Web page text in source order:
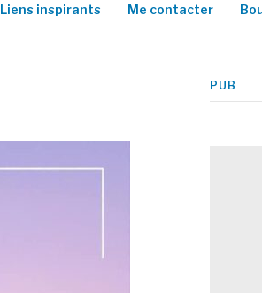
Liens inspirants Me contacter
PUB